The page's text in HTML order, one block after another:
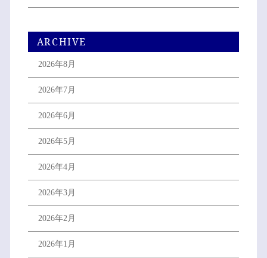
ARCHIVE
2026年8月
2026年7月
2026年6月
2026年5月
2026年4月
2026年3月
2026年2月
2026年1月